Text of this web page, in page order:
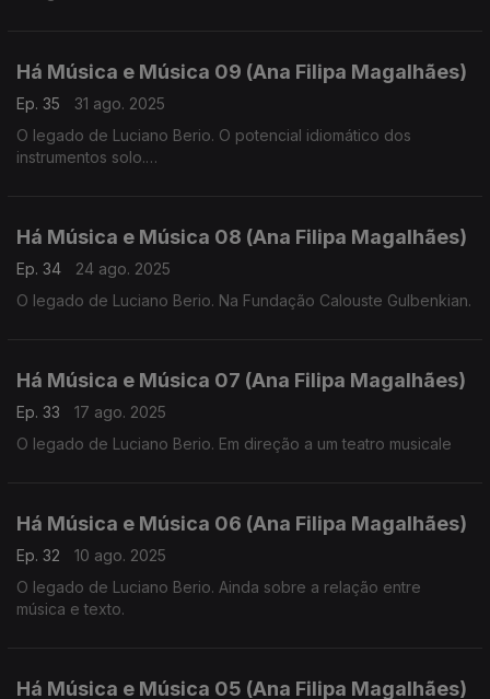
Há Música e Música 09 (Ana Filipa Magalhães)
Ep. 35
31 ago. 2025
O legado de Luciano Berio. O potencial idiomático dos
instrumentos solo.
Há Música e Música 08 (Ana Filipa Magalhães)
Ep. 34
24 ago. 2025
O legado de Luciano Berio. Na Fundação Calouste Gulbenkian.
Há Música e Música 07 (Ana Filipa Magalhães)
Ep. 33
17 ago. 2025
O legado de Luciano Berio. Em direção a um teatro musicale
Há Música e Música 06 (Ana Filipa Magalhães)
Ep. 32
10 ago. 2025
O legado de Luciano Berio. Ainda sobre a relação entre
música e texto.
Há Música e Música 05 (Ana Filipa Magalhães)